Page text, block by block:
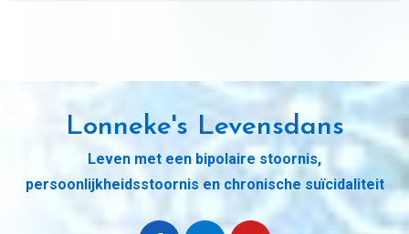
Lonneke's Levensdans
Leven met een bipolaire stoornis,
persoonlijkheidsstoornis en chronische suïcidaliteit